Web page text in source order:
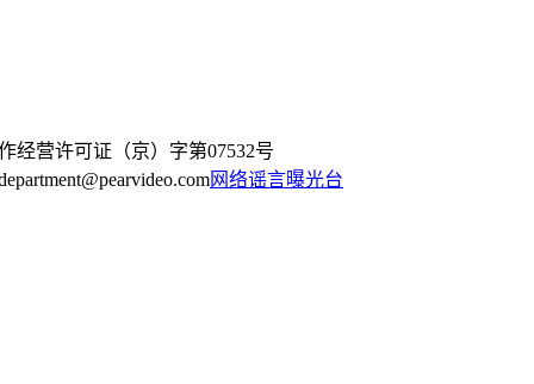
经营许可证（京）字第07532号
网络谣言曝光台